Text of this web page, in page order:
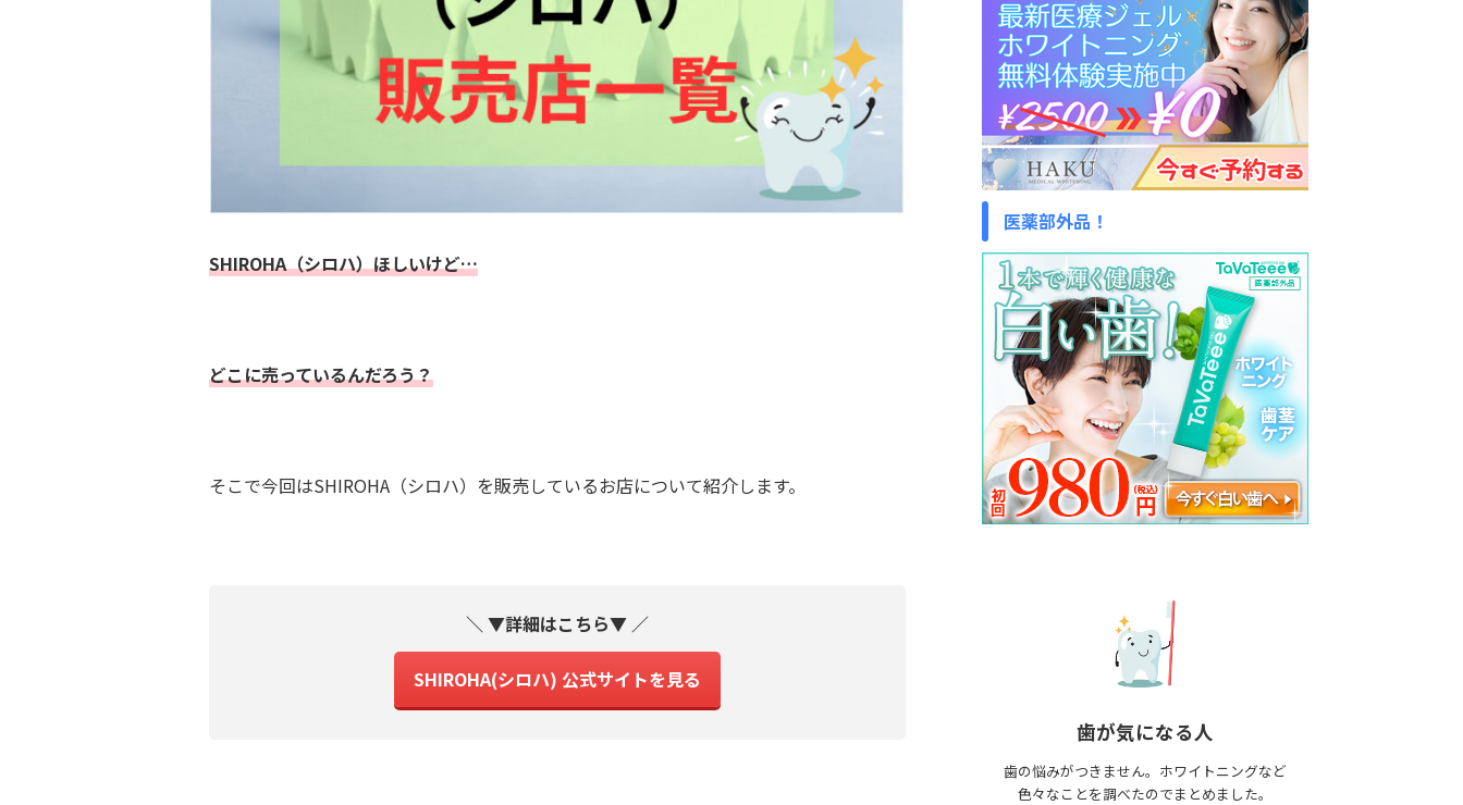
SHIROHA（シロハ）ほしいけど…
どこに売っているんだろう？
そこで今回はSHIROHA（シロハ）を販売しているお店について紹介します。
＼ ▼詳細はこちら▼ ／
SHIROHA(シロハ) 公式サイトを見る
医薬部外品！
歯が気になる人
歯の悩みがつきません。ホワイトニングなど
色々なことを調べたのでまとめました。